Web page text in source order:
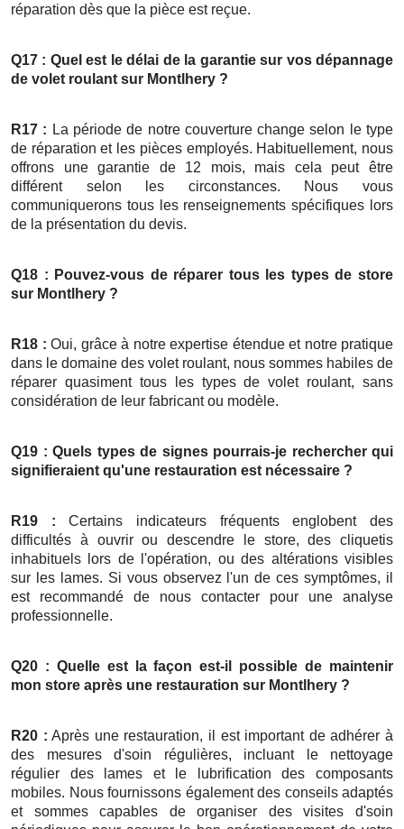
réparation dès que la pièce est reçue.
Q17 : Quel est le délai de la garantie sur vos dépannage
de volet roulant sur Montlhery ?
R17 : La période de notre couverture change selon le type
de réparation et les pièces employés. Habituellement, nous
offrons une garantie de 12 mois, mais cela peut être
différent selon les circonstances. Nous vous
communiquerons tous les renseignements spécifiques lors
de la présentation du devis.
Q18 : Pouvez-vous de réparer tous les types de store
sur Montlhery ?
R18 : Oui, grâce à notre expertise étendue et notre pratique
dans le domaine des volet roulant, nous sommes habiles de
réparer quasiment tous les types de volet roulant, sans
considération de leur fabricant ou modèle.
Q19 : Quels types de signes pourrais-je rechercher qui
signifieraient qu'une restauration est nécessaire ?
R19 : Certains indicateurs fréquents englobent des
difficultés à ouvrir ou descendre le store, des cliquetis
inhabituels lors de l'opération, ou des altérations visibles
sur les lames. Si vous observez l'un de ces symptômes, il
est recommandé de nous contacter pour une analyse
professionnelle.
Q20 : Quelle est la façon est-il possible de maintenir
mon store après une restauration sur Montlhery ?
R20 : Après une restauration, il est important de adhérer à
des mesures d'soin régulières, incluant le nettoyage
régulier des lames et le lubrification des composants
mobiles. Nous fournissons également des conseils adaptés
et sommes capables de organiser des visites d'soin